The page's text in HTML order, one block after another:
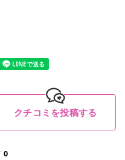
LINEで送る
クチコミを投稿する
0